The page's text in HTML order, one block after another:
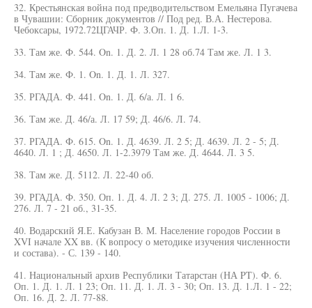
32. Крестьянская война под предводительством Емельяна Пугачева
в Чувашии: Сборник документов // Под ред. В.А. Нестерова.
Чебоксары, 1972.72ЦГАЧР. Ф. З.Оп. 1. Д. 1.Л. 1-3.
33. Там же. Ф. 544. On. 1. Д. 2. Л. 1 28 об.74 Там же. Л. 1 3.
34. Там же. Ф. 1. On. 1. Д. 1. Л. 327.
35. РГАДА. Ф. 441. On. 1. Д. 6/а. Л. 1 6.
36. Там же. Д. 46/а. Л. 17 59; Д. 46/6. Л. 74.
37. РГАДА. Ф. 615. On. 1. Д. 4639. Л. 2 5; Д. 4639. Л. 2 - 5; Д.
4640. Л. 1 ; Д. 4650. Л. 1-2.3979 Там же. Д. 4644. Л. 3 5.
38. Там же. Д. 5112. Л. 22-40 об.
39. РГАДА. Ф. 350. Оп. 1. Д. 4. Л. 2 3; Д. 275. Л. 1005 - 1006; Д.
276. Л. 7 - 21 об., 31-35.
40. Водарский Я.Е. Кабузан В. М. Население городов России в
XVI начале XX вв. (К вопросу о методике изучения численности
и состава). - С. 139 - 140.
41. Национальный архив Республики Татарстан (НА PT). Ф. 6.
Оп. 1. Д. 1. Л. 1 23; Оп. 11. Д. 1. Л. 3 - 30; Оп. 13. Д. 1.Л. 1 - 22;
Оп. 16. Д. 2. Л. 77-88.